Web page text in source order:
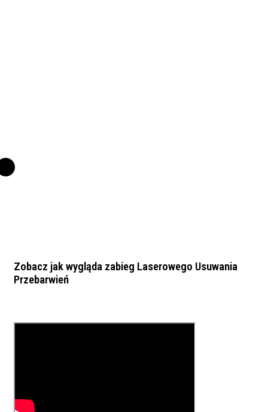
Zobacz jak wygląda zabieg Laserowego Usuwania
Przebarwień